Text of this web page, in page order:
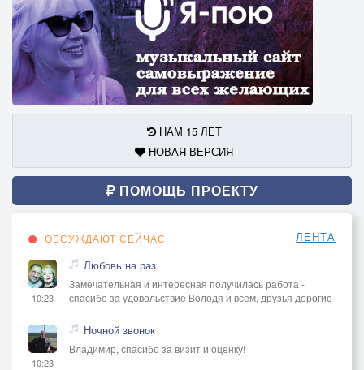
НАМ 15 ЛЕТ
НОВАЯ ВЕРСИЯ
ПОМОЩЬ ПРОЕКТУ
ОБСУЖДАЮТ СЕЙЧАС ЛЕНТА
10:23
Любовь на раз
Замечательная и интересная получилась работа -
спасибо за удовольствие Володя и всем, друзья дорогие
10:23
Ночной звонок
Владимир, спасибо за визит и оценку!